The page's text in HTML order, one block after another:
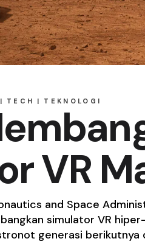
TECH TEKNOLOGI
VR
and Space
simulator VR
generasi berikutnya